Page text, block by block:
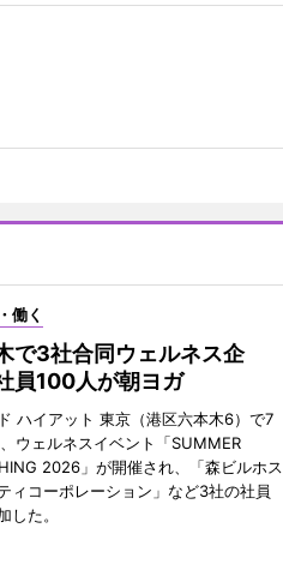
働く
で3社合同ウェルネス企
100人が朝ヨガ
ハイアット 東京（港区六本木6）で7
ウェルネスイベント「SUMMER
2026」が開催され、「森ビルホス
ィコーポレーション」など3社の社員
した。